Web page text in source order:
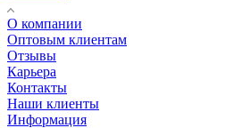
О компании
Оптовым клиентам
Отзывы
Карьера
Контакты
Наши клиенты
Информация